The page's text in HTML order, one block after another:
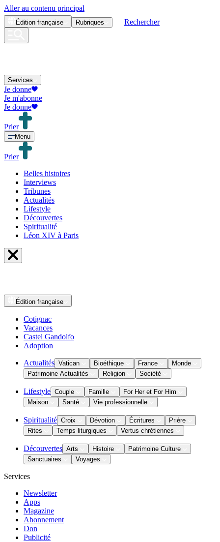
Aller au contenu principal
Édition française Rubriques Rechercher
Services
Je donne
Je m'abonne
Je donne
Prier
Menu
Prier
Belles histoires
Interviews
Tribunes
Actualités
Lifestyle
Découvertes
Spiritualité
Léon XIV à Paris
Édition française
Cotignac
Vacances
Castel Gandolfo
Adoption
Actualités Vatican Bioéthique France
Monde
Patrimoine Actualités
Religion Société
Lifestyle Couple Famille
For Her et For Him
Maison
Santé Vie professionnelle
Spiritualité Croix Dévotion Écritures
Prière
Rites
Temps liturgiques Vertus chrétiennes
Découvertes Arts Histoire
Patrimoine Culture
Sanctuaires
Voyages
Services
Newsletter
Apps
Magazine
Abonnement
Don
Publicité